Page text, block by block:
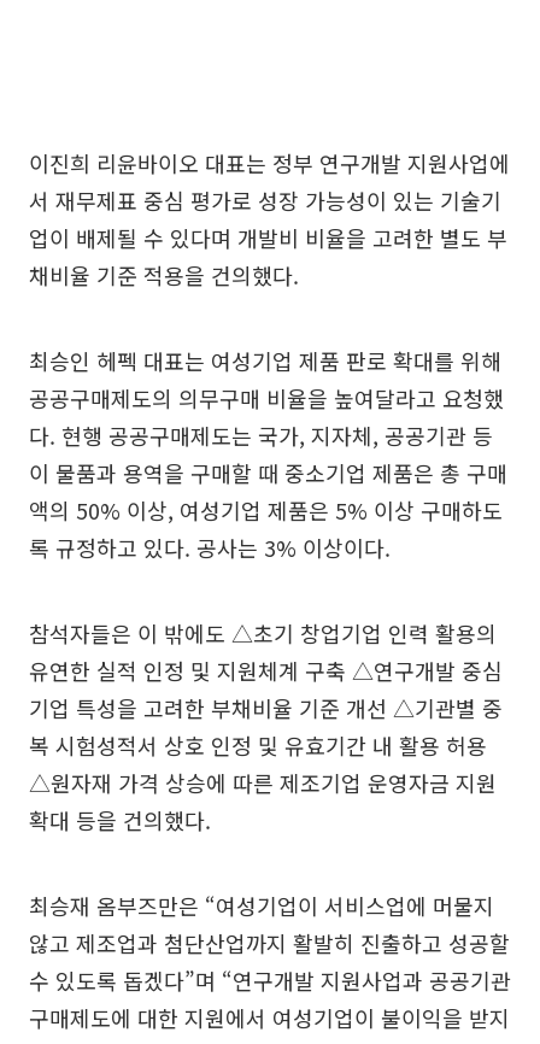
이진희 리윤바이오 대표는 정부 연구개발 지원사업에
서 재무제표 중심 평가로 성장 가능성이 있는 기술기
업이 배제될 수 있다며 개발비 비율을 고려한 별도 부
채비율 기준 적용을 건의했다.
최승인 헤펙 대표는 여성기업 제품 판로 확대를 위해
공공구매제도의 의무구매 비율을 높여달라고 요청했
다. 현행 공공구매제도는 국가, 지자체, 공공기관 등
이 물품과 용역을 구매할 때 중소기업 제품은 총 구매
액의 50% 이상, 여성기업 제품은 5% 이상 구매하도
록 규정하고 있다. 공사는 3% 이상이다.
참석자들은 이 밖에도 △초기 창업기업 인력 활용의
유연한 실적 인정 및 지원체계 구축 △연구개발 중심
기업 특성을 고려한 부채비율 기준 개선 △기관별 중
복 시험성적서 상호 인정 및 유효기간 내 활용 허용
△원자재 가격 상승에 따른 제조기업 운영자금 지원
확대 등을 건의했다.
최승재 옴부즈만은 “여성기업이 서비스업에 머물지
않고 제조업과 첨단산업까지 활발히 진출하고 성공할
수 있도록 돕겠다”며 “연구개발 지원사업과 공공기관
구매제도에 대한 지원에서 여성기업이 불이익을 받지